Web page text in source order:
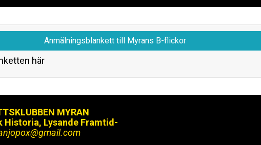
Anmälningsblankett till Myrans B-flickor
här
MYRAN
Historia, Lysande Framtid-